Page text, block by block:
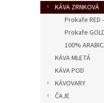
KÁVA ZRNKOVÁ
Prokafe
Prokafe
100%
KÁVA MLETÁ
KÁVA POD
KÁVOVARY
ČAJE